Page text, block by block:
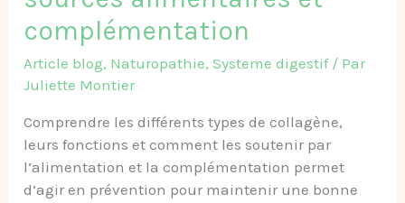
complémentation
Article blog, Naturopathie,Systeme digestif/ Par
Juliette Montier
Comprendre les différents types de collagène,
leurs fonctions et comment les soutenir par
l’alimentation et la complémentation permet
d’agir en prévention pour maintenir une bonne